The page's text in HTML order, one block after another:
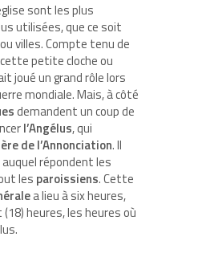
sont les plus
utilisées, que ce soit
villes. Compte tenu de
petite cloche ou
joué un grand rôle lors
mondiale. Mais, à côté
demandent un coup de
l’Angélus, qui
de l’Annonciation. Il
auquel répondent les
les paroissiens. Cette
a lieu à six heures,
heures, les heures où